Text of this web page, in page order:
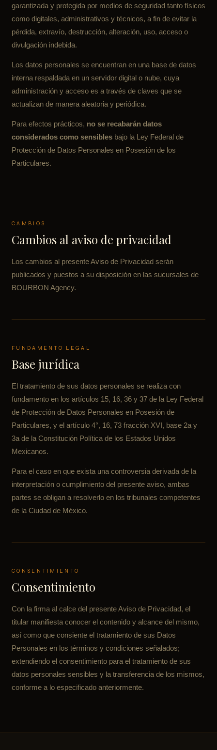
garantizada y protegida por medios de seguridad tanto físicos
como digitales, administrativos y técnicos, a fin de evitar la
pérdida, extravío, destrucción, alteración, uso, acceso o
divulgación indebida.
Los datos personales se encuentran en una base de datos
interna respaldada en un servidor digital o nube, cuya
administración y acceso es a través de claves que se
actualizan de manera aleatoria y periódica.
Para efectos prácticos, no se recabarán datos
considerados como sensibles bajo la Ley Federal de
Protección de Datos Personales en Posesión de los
Particulares.
CAMBIOS
Cambios al aviso de privacidad
Los cambios al presente Aviso de Privacidad serán
publicados y puestos a su disposición en las sucursales de
BOURBON Agency.
FUNDAMENTO LEGAL
Base jurídica
El tratamiento de sus datos personales se realiza con
fundamento en los artículos 15, 16, 36 y 37 de la Ley Federal
de Protección de Datos Personales en Posesión de
Particulares, y el artículo 4°, 16, 73 fracción XVI, base 2a y
3a de la Constitución Política de los Estados Unidos
Mexicanos.
Para el caso en que exista una controversia derivada de la
interpretación o cumplimiento del presente aviso, ambas
partes se obligan a resolverlo en los tribunales competentes
de la Ciudad de México.
CONSENTIMIENTO
Consentimiento
Con la firma al calce del presente Aviso de Privacidad, el
titular manifiesta conocer el contenido y alcance del mismo,
así como que consiente el tratamiento de sus Datos
Personales en los términos y condiciones señalados;
extendiendo el consentimiento para el tratamiento de sus
datos personales sensibles y la transferencia de los mismos,
conforme a lo especificado anteriormente.